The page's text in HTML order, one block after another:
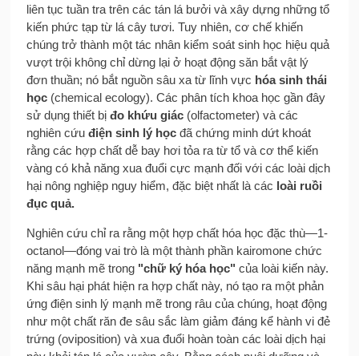
liên tục tuần tra trên các tán lá bưởi và xây dựng những tổ
kiến phức tạp từ lá cây tươi. Tuy nhiên, cơ chế khiến
chúng trở thành một tác nhân kiểm soát sinh học hiệu quả
vượt trội không chỉ dừng lại ở hoạt động săn bắt vật lý
đơn thuần; nó bắt nguồn sâu xa từ lĩnh vực hóa sinh thái
học (chemical ecology). Các phân tích khoa học gần đây
sử dụng thiết bịđo khứu giác (olfactometer) và các
nghiên cứuđiện sinh lý họcđã chứng minh dứt khoát
rằng các hợp chất dễ bay hơi tỏa ra từ tổ và cơ thể kiến
vàng có khả năng xua đuổi cực mạnh đối với các loài dịch
hại nông nghiệp nguy hiểm, đặc biệt nhất là các loài ruồi
đục quả.
Nghiên cứu chỉ ra rằng một hợp chất hóa học đặc thù—1-
octanol—đóng vai trò là một thành phần kairomone chức
năng mạnh mẽ trong "chữ ký hóa học" của loài kiến này.
Khi sâu hại phát hiện ra hợp chất này, nó tạo ra một phản
ứng điện sinh lý mạnh mẽ trong râu của chúng, hoạt động
như một chất răn đe sâu sắc làm giảm đáng kể hành vi đẻ
trứng (oviposition) và xua đuổi hoàn toàn các loài dịch hại